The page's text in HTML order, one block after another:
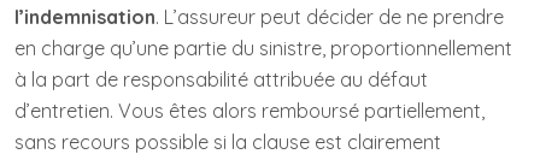
l’indemnisation. L’assureur peut décider de ne prendre
en charge qu’une partie du sinistre, proportionnellement
à la part de responsabilité attribuée au défaut
d’entretien. Vous êtes alors remboursé partiellement,
sans recours possible si la clause est clairement